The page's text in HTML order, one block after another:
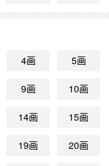
4画 5画
9画 10画
14画 15画
19画 20画